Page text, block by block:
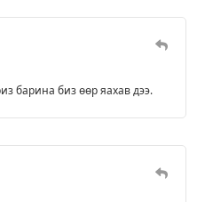
барина биз өөр яахав дээ.